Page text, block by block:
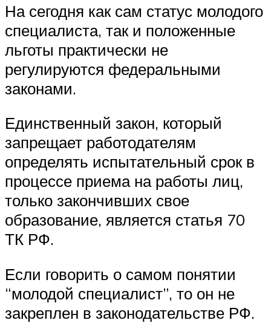
На сегодня как сам статус молодого
специалиста, так и положенные
льготы практически не
регулируются федеральными
законами.
Единственный закон, который
запрещает работодателям
определять испытательный срок в
процессе приема на работы лиц,
только закончивших свое
образование, является статья 70
ТК РФ.
Если говорить о самом понятии
“молодой специалист”, то он не
закреплен в законодательстве РФ.